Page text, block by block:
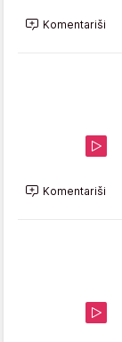
Komentariši
Komentariši